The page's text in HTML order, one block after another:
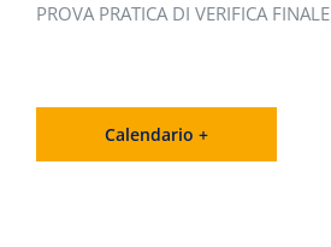
PROVA PRATICA DI VERIFICA FINALE
Calendario +